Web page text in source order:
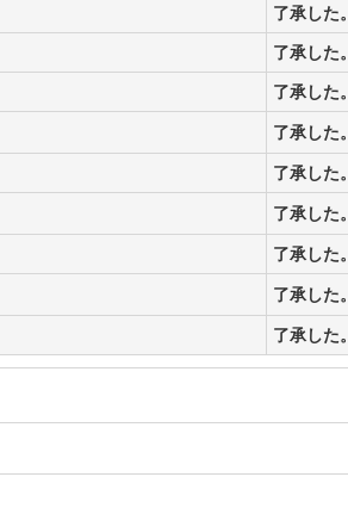
了承した。
了承した。
了承した。
了承した。
了承した。
了承した。
了承した。
了承した。
了承した。